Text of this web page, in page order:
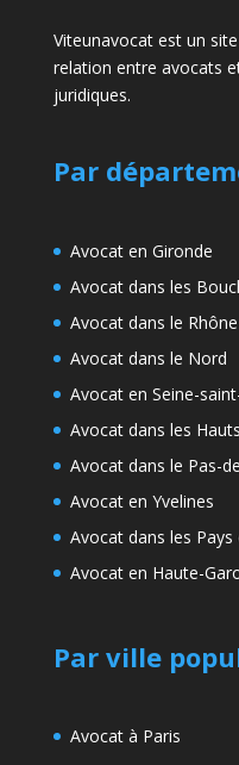
Viteunavocat est un
relation entre avocats
juridiques.
Par
Avocat en Gironde
Avocat dans les
Avocat dans le Rhône
Avocat dans le Nord
Avocat en Seine-
Avocat dans les
Avocat dans le Pas-
Avocat en Yvelines
Avocat dans les Pays
Avocat en Haute-
Par ville
Avocat à Paris